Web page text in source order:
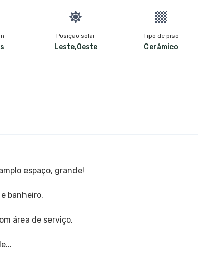
Posição solar
Leste,Oeste
Tipo de piso
Cerâmico
espaço, grande!
banheiro.
área de serviço.